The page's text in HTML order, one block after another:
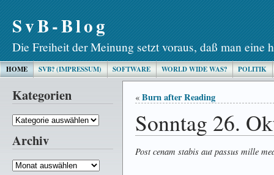
SvB-Blog
Die Freiheit der Meinung setzt voraus, daß man eine
HOME SVB? (IMPRESSUM) SOFTWARE WORLD WIDE WAS? POLITIK
Kategorien
Kategorien
Archiv
Archiv
« Burn after Reading
Sonntag 26.
Post cenam stabis aut passus mille